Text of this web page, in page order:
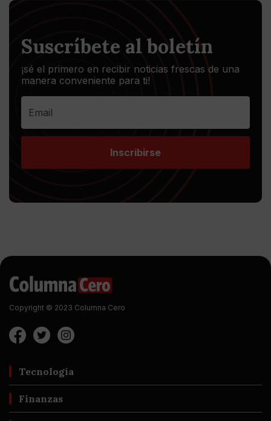
Suscríbete al boletín
¡sé el primero en recibir noticias frescas de una
manera conveniente para ti!
Inscribirse
Copyright © 2023 Columna Cero
Tecnología
Finanzas